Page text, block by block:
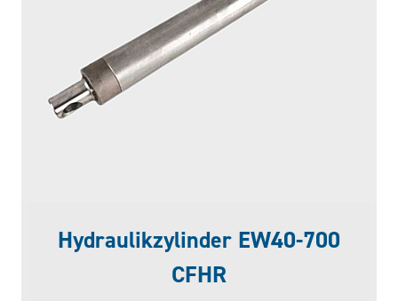
Hydraulikzylinder EW40-700
CFHR